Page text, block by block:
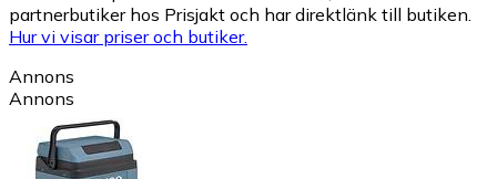
partnerbutiker hos Prisjakt och har direktlänk till butiken.
Hur vi visar priser och butiker.
Annons
Annons